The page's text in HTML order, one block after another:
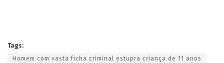
Tags:
Homem com vasta ficha criminal estupra criança de 11 anos